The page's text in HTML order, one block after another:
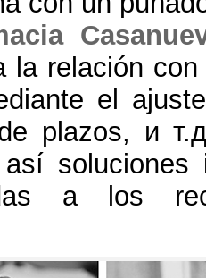
la relación
el
plazos, и
soluciones
a los